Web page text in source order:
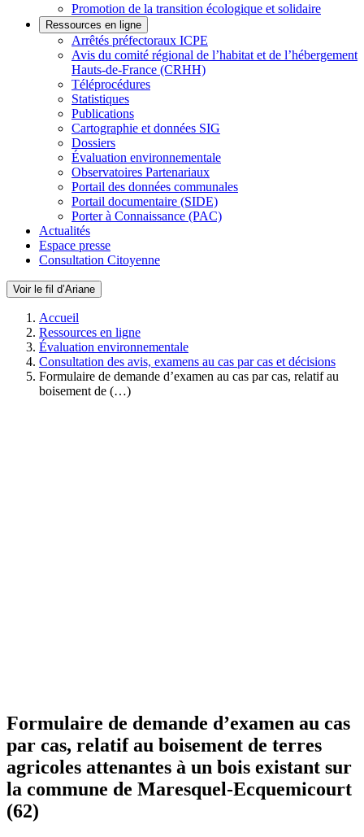
Promotion de la transition écologique et solidaire
Ressources en ligne
Arrêtés préfectoraux ICPE
Avis du comité régional de l’habitat et de l’hébergement
Hauts-de-France (CRHH)
Téléprocédures
Statistiques
Publications
Cartographie et données SIG
Dossiers
Évaluation environnementale
Observatoires Partenariaux
Portail des données communales
Portail documentaire (SIDE)
Porter à Connaissance (PAC)
Actualités
Espace presse
Consultation Citoyenne
Voir le fil d’Ariane
Accueil
Ressources en ligne
Évaluation environnementale
Consultation des avis, examens au cas par cas et décisions
Formulaire de demande d’examen au cas par cas, relatif au
boisement de (…)
Formulaire de demande d’examen au cas
par cas, relatif au boisement de terres
agricoles attenantes à un bois existant sur
la commune de Maresquel-Ecquemicourt
(62)